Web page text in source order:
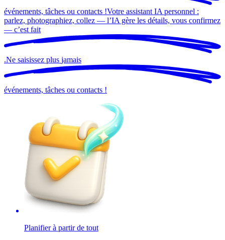
événements, tâches ou contacts !Votre assistant IA personnel :
parlez, photographiez, collez — l’IA gère les détails, vous confirmez
— c’est fait
.Ne saisissez plus jamais
événements, tâches ou contacts !
Planifier à partir de tout